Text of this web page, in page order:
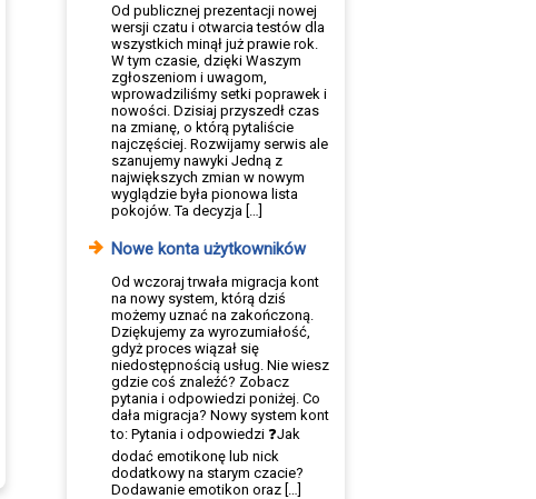
Od publicznej prezentacji nowej
wersji czatu i otwarcia testów dla
wszystkich minął już prawie rok.
W tym czasie, dzięki Waszym
zgłoszeniom i uwagom,
wprowadziliśmy setki poprawek i
nowości. Dzisiaj przyszedł czas
na zmianę, o którą pytaliście
najczęściej. Rozwijamy serwis ale
szanujemy nawyki Jedną z
największych zmian w nowym
wyglądzie była pionowa lista
pokojów. Ta decyzja […]
Nowe konta użytkowników
Od wczoraj trwała migracja kont
na nowy system, którą dziś
możemy uznać na zakończoną.
Dziękujemy za wyrozumiałość,
gdyż proces wiązał się
niedostępnością usług. Nie wiesz
gdzie coś znaleźć? Zobacz
pytania i odpowiedzi poniżej. Co
dała migracja? Nowy system kont
to: Pytania i odpowiedzi ❓Jak
dodać emotikonę lub nick
dodatkowy na starym czacie?
Dodawanie emotikon oraz […]